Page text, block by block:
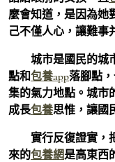
麼會知道，是因為她
己不僅人心，讓難事
城市是國民的城
點和包養app落腳點
集的氣力地點。城市
成長包養思惟，讓國
實行反復證實，
來的包養網是高東西